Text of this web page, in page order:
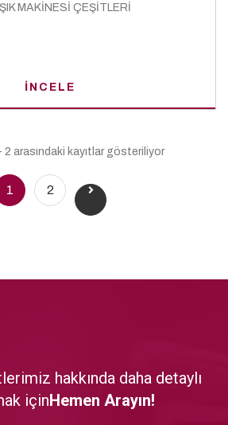
MAKİNESİ ÇEŞİTLERİ
İNCELE
2 arasındaki kayıtlar gösteriliyor
1 2
hakkında daha detaylı
içinHemen Arayın!